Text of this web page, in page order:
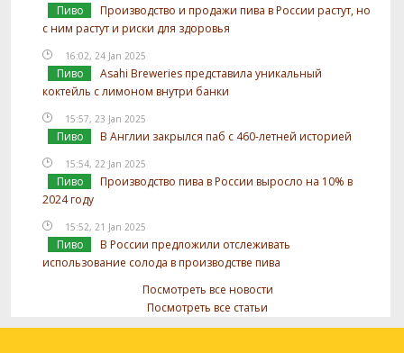
Пиво
Производство и продажи пива в России растут, но
с ним растут и риски для здоровья
16:02, 24 Jan 2025
Пиво
Asahi Breweries представила уникальный
коктейль с лимоном внутри банки
15:57, 23 Jan 2025
Пиво В Англии закрылся паб с 460-летней историей
15:54, 22 Jan 2025
Пиво
Производство пива в России выросло на 10% в
2024 году
15:52, 21 Jan 2025
Пиво
В России предложили отслеживать
использование солода в производстве пива
Посмотреть все новости
Посмотреть все статьи